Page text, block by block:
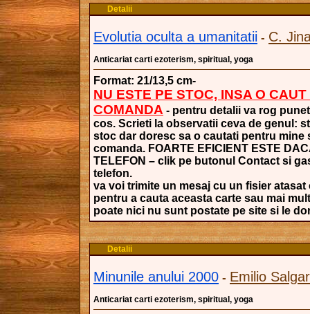
Detalii
Evolutia oculta a umanitatii - C.
Anticariat carti ezoterism, spiritual, yoga
Format: 21/13,5 cm-
NU ESTE PE STOC, INSA O
COMANDA - pentru detalii va rog
cos. Scrieti la observatii ceva de genul:
stoc dar doresc sa o cautati pentru mine
comanda. FOARTE EFICIENT ESTE
TELEFON – clik pe butonul Contact si
telefon.
va voi trimite un mesaj cu un fisier
pentru a cauta aceasta carte sau mai
poate nici nu sunt postate pe site si le
Detalii
Minunile anului 2000 - Emilio
Anticariat carti ezoterism, spiritual, yoga